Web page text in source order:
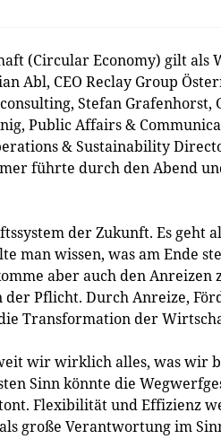
(Circular Economy) gilt als
Abl, CEO Reclay Group
Stefan Grafenhorst,
Public Affairs &
& Sustainability
führte durch den Abend
der Zukunft. Es geht
man wissen, was am Ende
aber auch den Anreizen
Pflicht. Durch Anreize,
Transformation der
wir wirklich alles, was wir
Sinn könnte die
Flexibilität und Effizienz
große Verantwortung im